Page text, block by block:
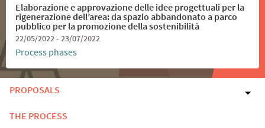
Elaborazione e approvazione delle idee progettuali per la
rigenerazione dell’area: da spazio abbandonato a parco
pubblico per la promozione della sostenibilità
22/05/2022 - 23/07/2022
Process phases
PROPOSALS
THE PROCESS